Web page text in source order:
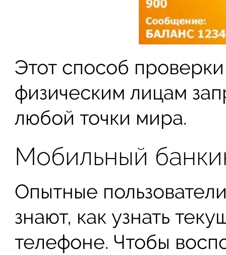
Этот способ
физическим лицам
любой точки мира.
Мобильный
Опытные
знают, как узнать
телефоне. Чтобы